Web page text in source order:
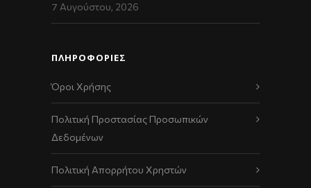
7 Αυγούστου, 2026
ΠΛΗΡΟΦΟΡΙΕΣ
Όροι Χρήσης
Πολιτική Προστασίας Προσωπικών
Δεδομένων
Πολιτική Απορρήτου Χρηστών